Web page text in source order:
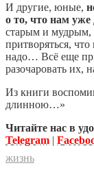
И другие, юные,
о то, что нам уже
старым и мудрым,
притворяться,
надо… Всё еще
разочаровать их,
Из книги
длинною…»
Читайте нас в
Telegram |
жизнь